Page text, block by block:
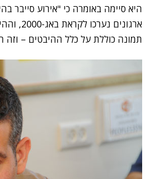
היא סיימה באומרה כי "אירוע סייבר
תמונה כוללת על כלל ההיבטים – וזה